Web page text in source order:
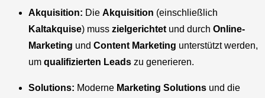
Akquisition: Die Akquisition (einschließlich
Kaltakquise) muss zielgerichtet und durch Online-
Marketing und Content Marketing unterstützt werden,
um qualifizierten Leads zu generieren.
Solutions: Moderne Marketing Solutions und die